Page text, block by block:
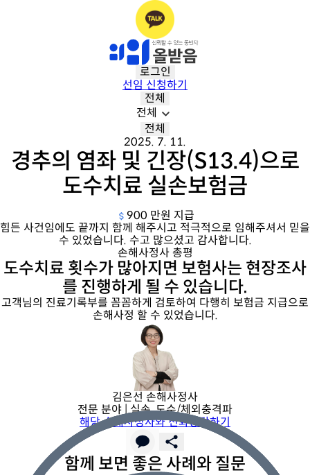
로그인
선임 신청하기
전체
전체
전체
2025. 7. 11.
경추의 염좌 및 긴장(S13.4)으로
도수치료 실손보험금
900 만원 지급
힘든 사건임에도 끝까지 함께 해주시고 적극적으로 임해주셔서 믿을
수 있었습니다. 수고 많으셨고 감사합니다.
손해사정사 총평
도수치료 횟수가 많아지면 보험사는 현장조사
를 진행하게 될 수 있습니다.
고객님의 진료기록부를 꼼꼼하게 검토하여 다행히 보험금 지급으로
손해사정 할 수 있었습니다.
김은선 손해사정사
전문 분야 | 실손, 도수/체외충격파
해당 손해사정사와 전화상담하기
함께 보면 좋은 사례와 질문